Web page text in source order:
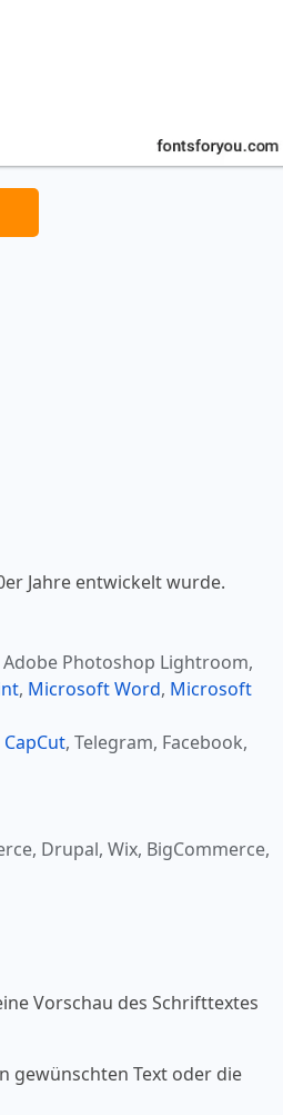
Jahre entwickelt wurde.
Adobe Photoshop Lightroom,
, Microsoft Word, Microsoft
CapCut, Telegram, Facebook,
Drupal, Wix, BigCommerce,
Vorschau des Schrifttextes
gewünschten Text oder die